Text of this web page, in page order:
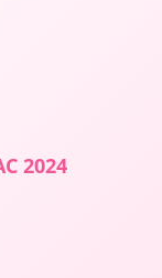
2024